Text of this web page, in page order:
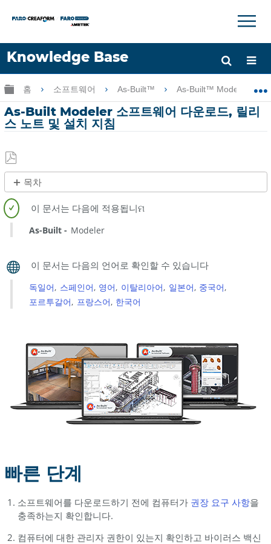
Knowledge Base
언어
도움 받기 로그인
×
글로벌 계층 확장/축소
홈 소프트웨어 As-Built™ As-Built™ Modeler
As-Built Modeler 소프트웨어 다운로드, 릴리
스 노트 및 설치 지침
PDF
로
저
장
목차
As-Built Modeler
독일어 스페인어 영어 이탈리아어 일본어 중국어
포르투갈어 프랑스어 한국어
빠른 단계
소프트웨어를 다운로드하기 전에 컴퓨터가 권장 요구 사항을
충족하는지 확인합니다.
컴퓨터에 대한 관리자 권한이 있는지 확인하고 바이러스 백신